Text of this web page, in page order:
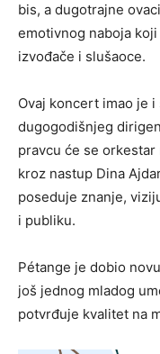
bis, a dugotrajne
emotivnog naboja
izvođače i slušaoce.
Ovaj koncert imao je
dugogodišnjeg
pravcu će se
kroz nastup Dina
poseduje znanje,
i publiku.
Pétange je dobio
još jednog mladog
potvrđuje kvalitet na